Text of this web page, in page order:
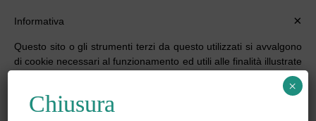
Chiusura
×
×
Informativa
Questo sito o gli strumenti terzi da questo utilizzati si avvalgono
di cookie necessari al funzionamento ed utili alle finalità illustrate
nella cookie policy. Se vuoi saperne di più o negare il consenso
Chiudendo questo banner, scorrendo questa pagina, cliccando